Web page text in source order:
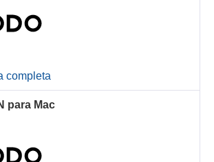
completa
para Mac